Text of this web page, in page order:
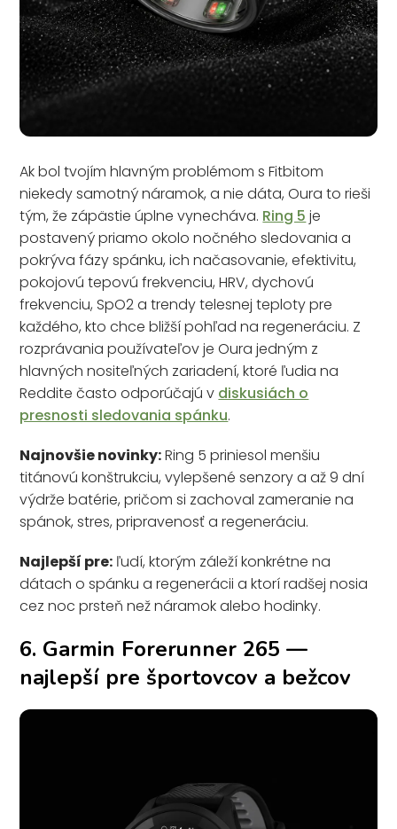
Ak bol tvojím hlavným problémom s Fitbitom
niekedy samotný náramok, a nie dáta, Oura to rieši
tým, že zápästie úplne vynecháva. Ring 5 je
postavený priamo okolo nočného sledovania a
pokrýva fázy spánku, ich načasovanie, efektivitu,
pokojovú tepovú frekvenciu, HRV, dychovú
frekvenciu, SpO2 a trendy telesnej teploty pre
každého, kto chce bližší pohľad na regeneráciu. Z
rozprávania používateľov je Oura jedným z
hlavných nositeľných zariadení, ktoré ľudia na
Reddite často odporúčajú v diskusiách o
presnosti sledovania spánku.
Najnovšie novinky:Ring 5 priniesol menšiu
titánovú konštrukciu, vylepšené senzory a až 9 dní
výdrže batérie, pričom si zachoval zameranie na
spánok, stres, pripravenosť a regeneráciu.
Najlepší pre: ľudí, ktorým záleží konkrétne na
dátach o spánku a regenerácii a ktorí radšej nosia
cez noc prsteň než náramok alebo hodinky.
6. Garmin Forerunner 265 —
najlepší pre športovcov a bežcov